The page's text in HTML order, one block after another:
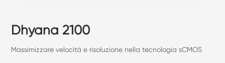
Dhyana 2100
Massimizzare velocità e risoluzione nella tecnologia sCMOS